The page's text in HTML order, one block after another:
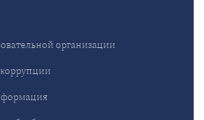
организации